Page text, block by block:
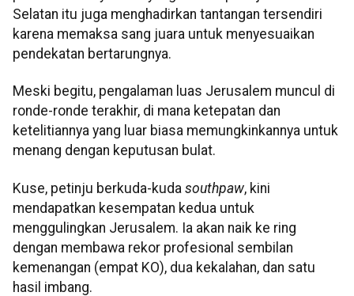
Selatan itu juga menghadirkan tantangan tersendiri
karena memaksa sang juara untuk menyesuaikan
pendekatan bertarungnya.
Meski begitu, pengalaman luas Jerusalem muncul di
ronde-ronde terakhir, di mana ketepatan dan
ketelitiannya yang luar biasa memungkinkannya untuk
menang dengan keputusan bulat.
Kuse, petinju berkuda-kuda southpaw, kini
mendapatkan kesempatan kedua untuk
menggulingkan Jerusalem. Ia akan naik ke ring
dengan membawa rekor profesional sembilan
kemenangan (empat KO), dua kekalahan, dan satu
hasil imbang.